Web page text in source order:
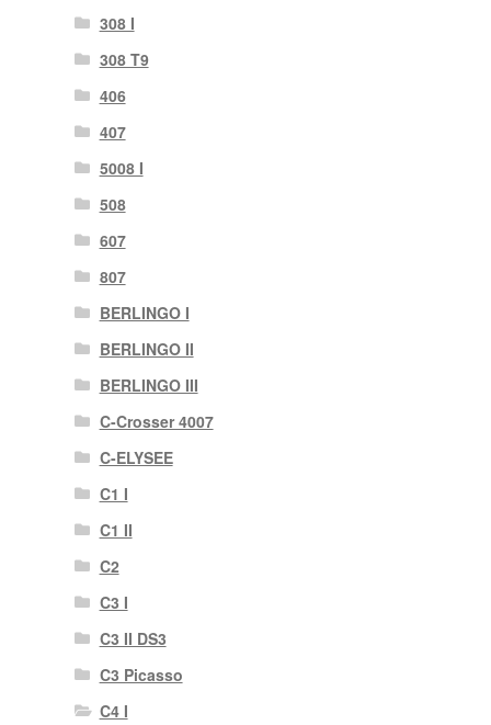
308 I
308 T9
406
407
5008 I
508
607
807
BERLINGO I
BERLINGO II
BERLINGO III
C-Crosser 4007
C-ELYSEE
C1 I
C1 II
C2
C3 I
C3 II DS3
C3 Picasso
C4 I